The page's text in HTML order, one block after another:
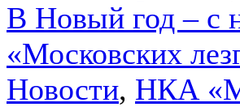
В Новый год – с
«Московских
Новости, НКА